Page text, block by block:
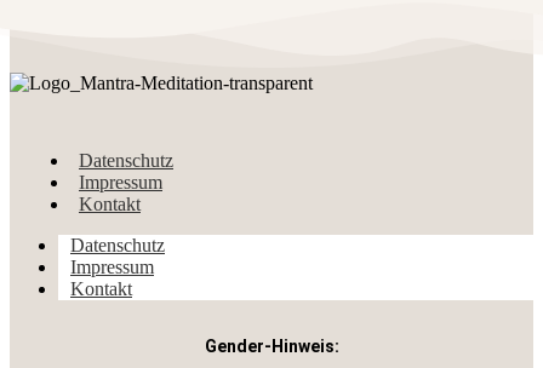
Datenschutz
Impressum
Kontakt
Datenschutz
Impressum
Kontakt
Gender-Hinweis: